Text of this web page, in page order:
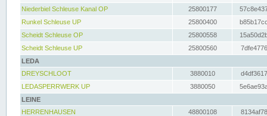
Niederbiel Schleuse Kanal OP
25800177
Runkel Schleuse UP
25800400
Scheidt Schleuse OP
25800558
Scheidt Schleuse UP
25800560
LEDA
DREYSCHLOOT
3880010
LEDASPERRWERK UP
3880050
LEINE
HERRENHAUSEN
48800108